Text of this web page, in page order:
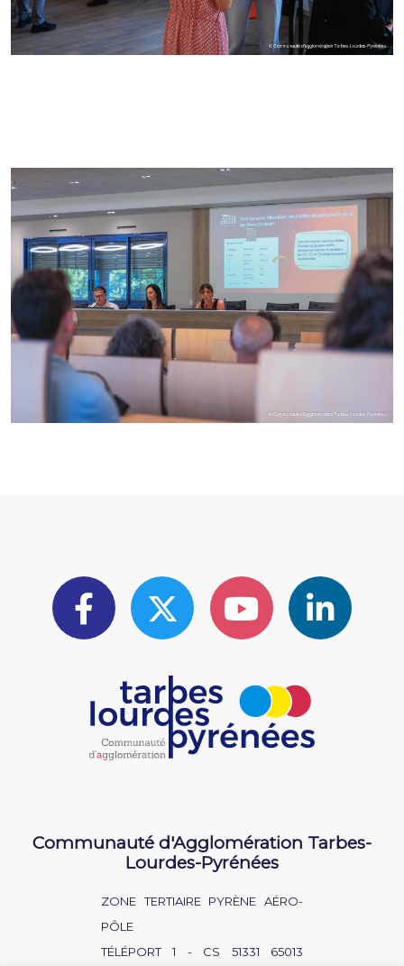
Communauté d'Agglomération Tarbes-
Lourdes-Pyrénées
ZONE TERTIAIRE PYRÈNE AÉRO-
PÔLE
TÉLÉPORT 1 - CS 51331 65013